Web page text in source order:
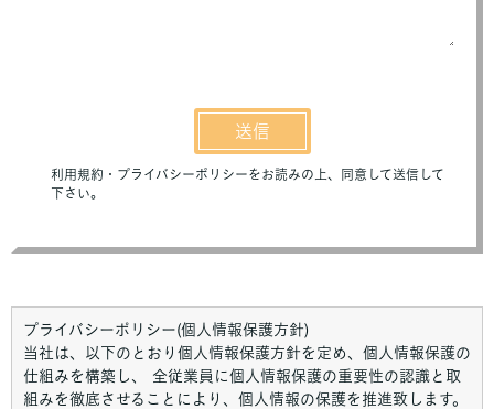
プライバシーポリシー(個人情報保護方針)
当社は、以下のとおり個人情報保護方針を定め、個人情報保護の
仕組みを構築し、 全従業員に個人情報保護の重要性の認識と取
組みを徹底させることにより、個人情報の保護を推進致します。